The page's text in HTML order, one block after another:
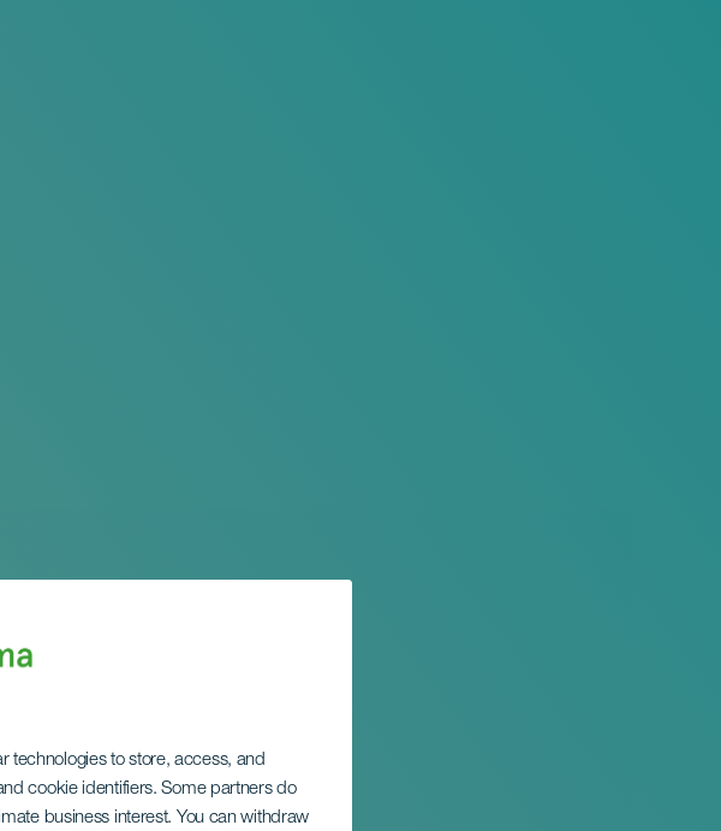
technologies to store, access, and
cookie identifiers. Some partners do
business interest. You can withdraw